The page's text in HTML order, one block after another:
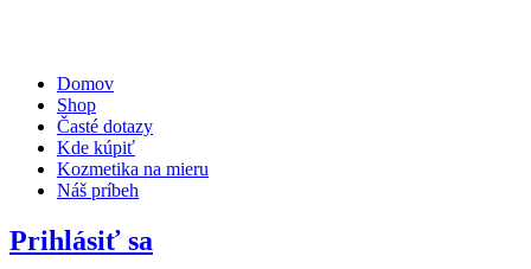
Domov
Shop
Časté dotazy
Kde kúpiť
Kozmetika na mieru
Náš príbeh
Prihlásiť sa